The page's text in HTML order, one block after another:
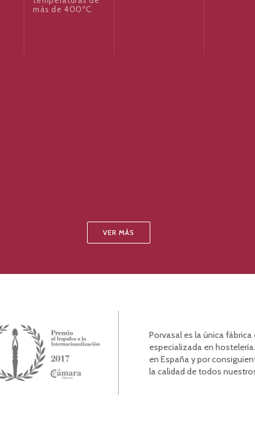
más de 400ºC.
VER MÁS
Porvasal es la única
especializada en
en España y por
la calidad de todos